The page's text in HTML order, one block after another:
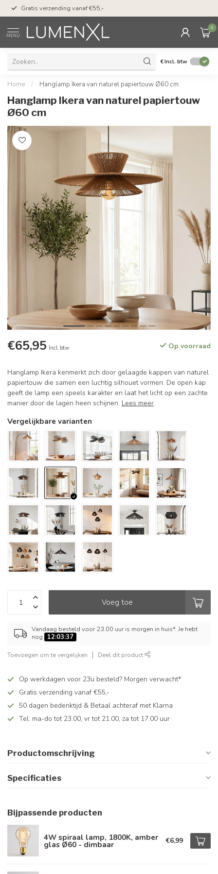
Gratis verzending vanaf €55,-
MENU
0
€Incl. btw
Home / Hanglamp Ikera van naturel papiertouw Ø60 cm
Hanglamp Ikera van naturel papiertouw
Ø60 cm
€65,95 Incl. btw Op voorraad
Hanglamp Ikera kenmerkt zich door gelaagde kappen van naturel
papiertouw die samen een luchtig silhouet vormen. De open kap
geeft de lamp een speels karakter en laat het licht op een zachte
manier door de lagen heen schijnen. Lees meer.
Vergelijkbare varianten
Voeg toe
Vandaag besteld voor 23.00 uur is morgen in huis*. Je hebt
nog
12:03:37
Toevoegen om te vergelijken Deel dit product
Op werkdagen voor 23u besteld? Morgen verwacht*
Gratis verzending vanaf €55,-
50 dagen bedenktijd & Betaal achteraf met Klarna
Tel: ma-do tot 23.00, vr tot 21.00, za tot 17.00 uur
Productomschrijving
Specificaties
Bijpassende producten
4W spiraal lamp, 1800K, amber
glas Ø60 - dimbaar €6,99